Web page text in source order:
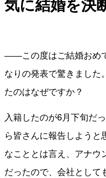
――この度はご結婚おめ
なりの発表で驚きました
たのはなぜですか？
入籍したのが6月下旬だ
ら皆さんに報告しようと
なこととは言え、アナウ
だったので、会社として